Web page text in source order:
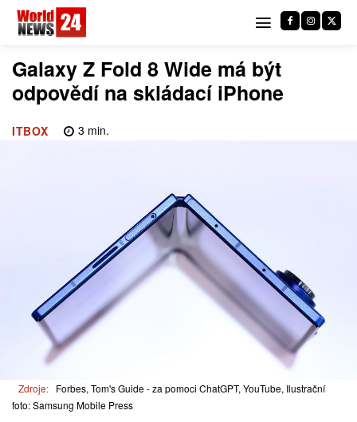
Galaxy Z Fold 8 Wide má být
odpovědí na skládací iPhone
ITBOX 3 min.
Zdroje: Forbes, Tom's Guide - za pomoci ChatGPT, YouTube, Ilustrační
foto: Samsung Mobile Press